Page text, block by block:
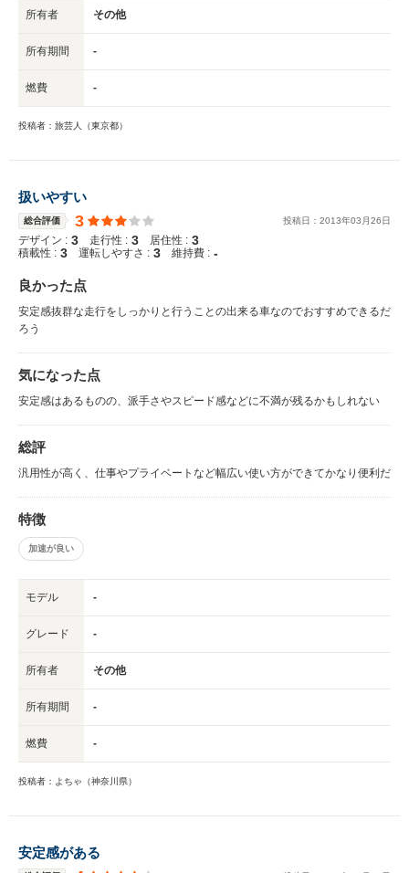
所有者 その他
所有期間 -
燃費 -
投稿者：旅芸人（東京都）
扱いやすい
総合評価 3 投稿日： 2013年03 月26日
デザイン : 3 走行性 : 3 居住性 : 3
積載性 : 3 運転しやすさ : 3 維持費 : -
良かった点
安定感抜群な走行をしっかりと行うことの出来る車なのでおすすめできるだ
ろう
気になった点
安定感はあるものの、派手さやスピード感などに不満が残るかもしれない
総評
汎用性が高く、仕事やプライベートなど幅広い使い方ができてかなり便利だ
特徴
加速が良い
モデル -
グレード -
所有者 その他
所有期間 -
燃費 -
投稿者：よちゃ（神奈川県）
安定感がある